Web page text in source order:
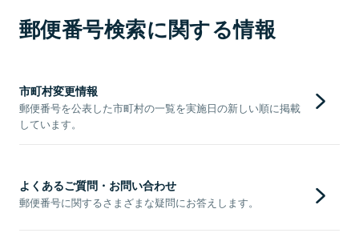
郵便番号検索に関する情報
市町村変更情報
郵便番号を公表した市町村の一覧を実施日の新しい順に掲載
しています。
よくあるご質問・お問い合わせ
郵便番号に関するさまざまな疑問にお答えします。